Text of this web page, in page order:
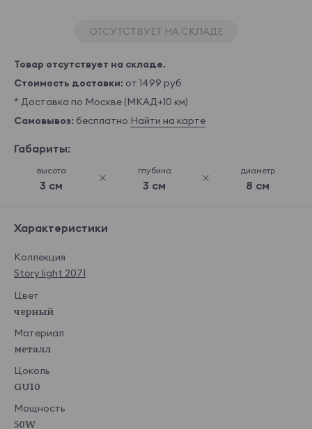
ОТСУТСТВУЕТ НА СКЛАДЕ
Товар отсутствует на складе.
Стоимость доставки: от 1499 руб
* Доставка по Москве (МКАД+10 км)
Самовывоз: бесплатно Найти на карте
Габариты:
высота
3 см
глубина
3 см
диаметр
8 см
Характеристики
Коллекция
Story light 2071
Цвет
черный
Материал
металл
Цоколь
GU10
Мощность
50W